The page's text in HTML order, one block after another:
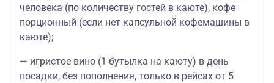
человека (по количеству гостей в каюте), кофе
порционный (если нет капсульной кофемашины в
каюте);
— игристое вино (1 бутылка на каюту) в день
посадки, без пополнения, только в рейсах от 5